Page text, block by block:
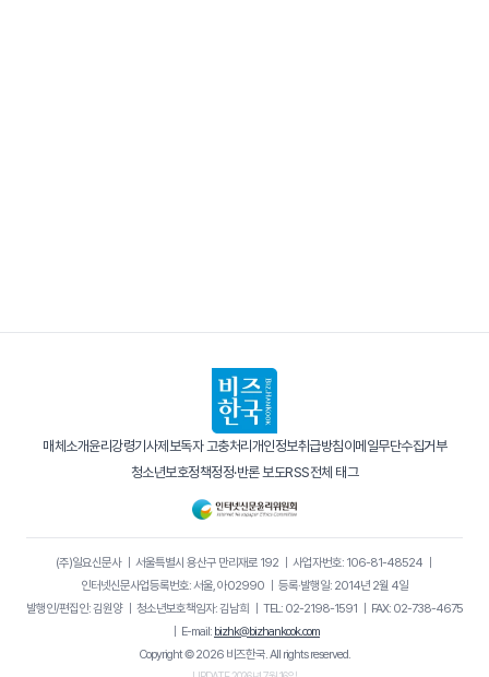
매체소개윤리강령기사제보독자 고충처리개인정보취급방침이메일무단수집거부
청소년보호정책정정·반론 보도RSS전체 태그
(주)일요신문사｜ 서울특별시 용산구 만리재로 192｜ 사업자번호: 106-81-48524｜
인터넷신문사업등록번호: 서울, 아02990 ｜ 등록·발행일: 2014년 2월 4일
발행인/편집인: 김원양｜ 청소년보호책임자: 김남희 ｜ TEL: 02-2198-1591 ｜ FAX: 02-738-4675
｜ E-mail: bizhk@bizhankook.com
Copyright © 2026 비즈한국. All rights reserved.